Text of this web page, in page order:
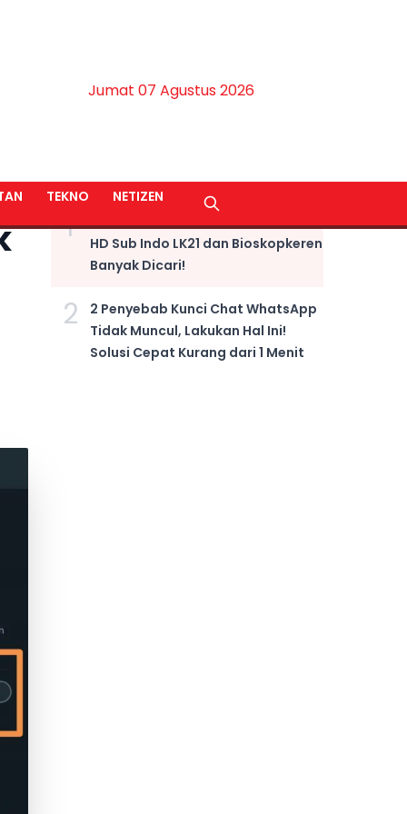
Jumat 07 Agustus 2026
TEKNO NETIZEN
1
LINK NONTON Film Fast X Kualitas
HD Sub Indo LK21 dan Bioskopkeren
Banyak Dicari!
2
2 Penyebab Kunci Chat WhatsApp
Tidak Muncul, Lakukan Hal Ini!
Solusi Cepat Kurang dari 1 Menit